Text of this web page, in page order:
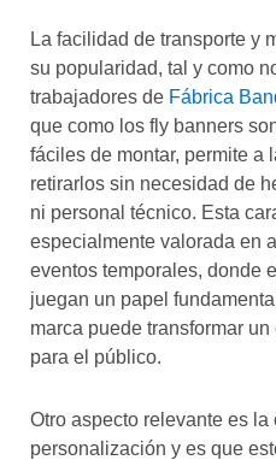
La facilidad de transporte y
su popularidad, tal y como
trabajadores de Fábrica
que como los fly banners
fáciles de montar, permite a
retirarlos sin necesidad de
ni personal técnico. Esta
especialmente valorada en
eventos temporales, donde
juegan un papel
marca puede transformar
para el público.
Otro aspecto relevante es la
personalización y es que